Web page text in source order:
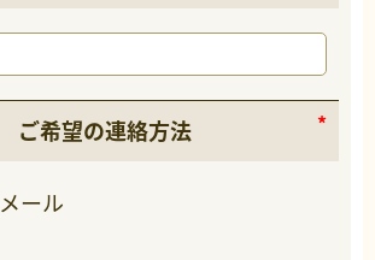
ご希望の連絡方法
メール